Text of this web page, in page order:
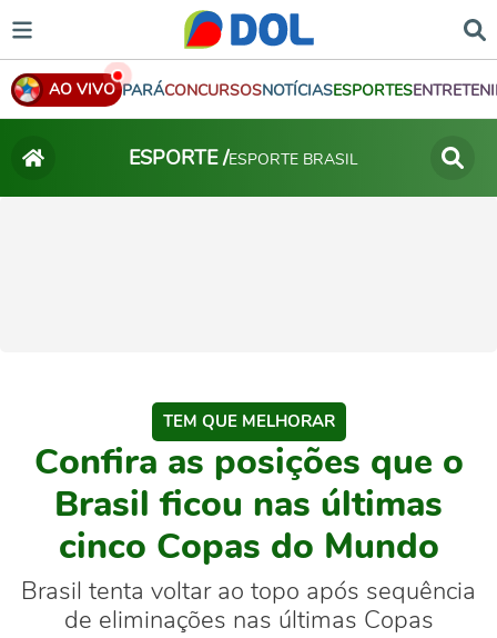
AO VIVO PARÁCONCURSOSNOTÍCIASESPORTES
ESPORTE /ESPORTE BRASIL
TEM QUE MELHORAR
Confira as posições que o
Brasil ficou nas últimas
cinco Copas do Mundo
Brasil tenta voltar ao topo após sequência
de eliminações nas últimas Copas